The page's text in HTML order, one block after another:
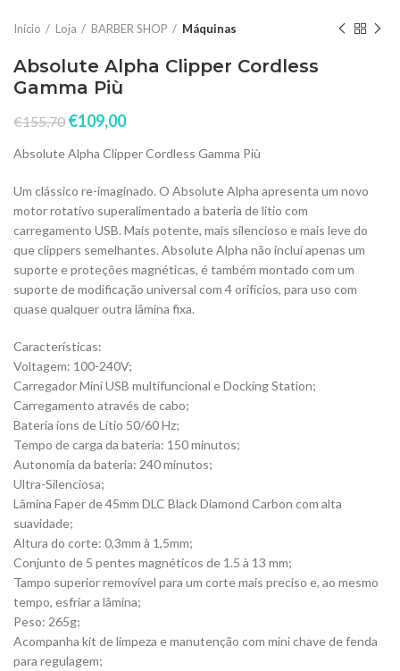
Início Loja BARBER SHOP Máquinas
Absolute Alpha Clipper Cordless
Gamma Più
€155,70 €109,00
Absolute Alpha Clipper Cordless Gamma Più
Um clássico re-imaginado. O Absolute Alpha apresenta um novo
motor rotativo superalimentado a bateria de lítio com
carregamento USB. Mais potente, mais silencioso e mais leve do
que clippers semelhantes. Absolute Alpha não inclui apenas um
suporte e proteções magnéticas, é também montado com um
suporte de modificação universal com 4 orifícios, para uso com
quase qualquer outra lâmina fixa.
Características:
Voltagem: 100-240V;
Carregador Mini USB multifuncional e Docking Station;
Carregamento através de cabo;
Bateria íons de Lítio 50/60 Hz;
Tempo de carga da bateria: 150 minutos;
Autonomia da bateria: 240 minutos;
Ultra-Silenciosa;
Lâmina Faper de 45mm DLC Black Diamond Carbon com alta
suavidade;
Altura do corte: 0,3mm à 1,5mm;
Conjunto de 5 pentes magnéticos de 1.5 à 13 mm;
Tampo superior removível para um corte mais preciso e, ao mesmo
tempo, esfriar a lâmina;
Peso: 265g;
Acompanha kit de limpeza e manutenção com mini chave de fenda
para regulagem;